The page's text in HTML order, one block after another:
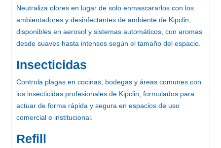
Neutraliza olores en lugar de solo enmascararlos con los
ambientadores y desinfectantes de ambiente de Kipclin,
disponibles en aerosol y sistemas automáticos, con aromas
desde suaves hasta intensos según el tamaño del espacio.
Insecticidas
Controla plagas en cocinas, bodegas y áreas comunes con
los insecticidas profesionales de Kipclin, formulados para
actuar de forma rápida y segura en espacios de uso
comercial e institucional.
Refill